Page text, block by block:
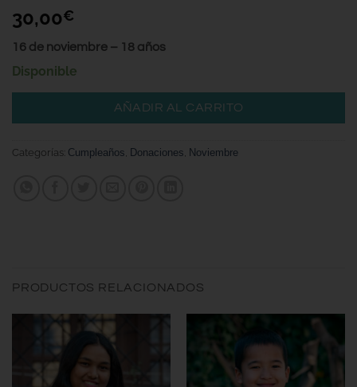
30,00€
16 de noviembre – 18 años
Disponible
AÑADIR AL CARRITO
Categorías: Cumpleaños, Donaciones, Noviembre
PRODUCTOS RELACIONADOS